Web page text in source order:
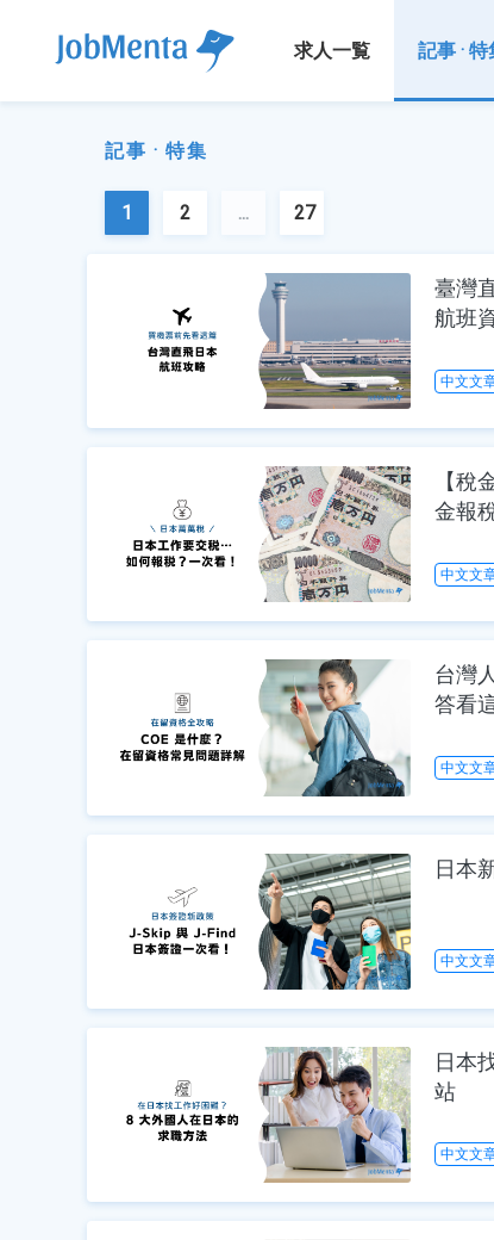
求人一覧 記事 · 特
記事 · 特集
1 2 ... 27
臺灣
航班
中文文
【稅
金報
中文文
台灣
答看
中文文
日本
中文文
日本
站
中文文